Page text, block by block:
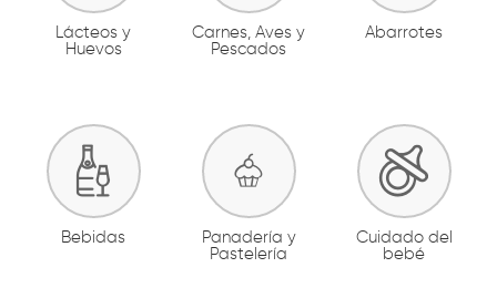
Lácteos y
Huevos
Carnes, Aves y
Pescados
Abarrotes
Bebidas
Panadería y
Pastelería
Cuidado del
bebé